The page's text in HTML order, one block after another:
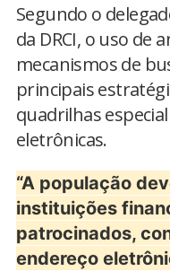
Segundo o
da DRCI, o uso de
mecanismos de
principais
quadrilhas
eletrônicas.
“A população
instituições
patrocinados,
endereço